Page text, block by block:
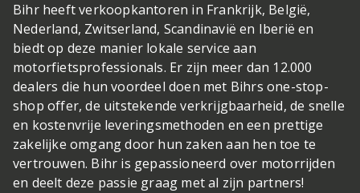
Bihr heeft verkoopkantoren in Frankrijk, België,
Nederland, Zwitserland, Scandinavië en Iberië en
biedt op deze manier lokale service aan
motorfietsprofessionals. Er zijn meer dan 12.000
dealers die hun voordeel doen met Bihrs one-stop-
shop offer, de uitstekende verkrijgbaarheid, de snelle
en kostenvrije leveringsmethoden en een prettige
zakelijke omgang door hun zaken aan hen toe te
vertrouwen. Bihr is gepassioneerd over motorrijden
en deelt deze passie graag met al zijn partners!